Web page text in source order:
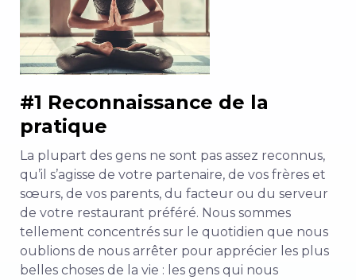
#1 Reconnaissance de la
pratique
La plupart des gens ne sont pas assez reconnus,
qu’il s’agisse de votre partenaire, de vos frères et
sœurs, de vos parents, du facteur ou du serveur
de votre restaurant préféré. Nous sommes
tellement concentrés sur le quotidien que nous
oublions de nous arrêter pour apprécier les plus
belles choses de la vie : les gens qui nous